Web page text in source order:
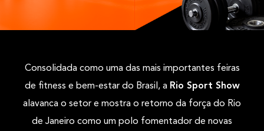
Consolidada como uma das mais importantes feiras
de fitness e bem-estar do Brasil, a Rio Sport Show
alavanca o setor e mostra o retorno da força do Rio
de Janeiro como um polo fomentador de novas